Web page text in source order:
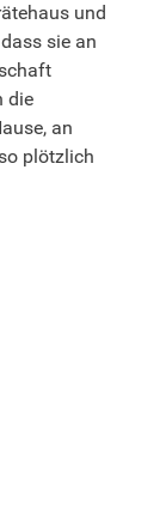
und
sie an
die
an
plötzlich